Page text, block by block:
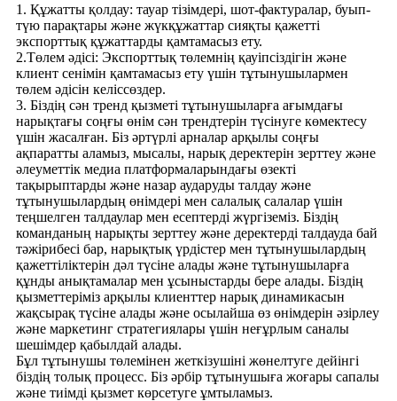
1. Құжатты қолдау: тауар тізімдері, шот-фактуралар, буып-
түю парақтары және жүкқұжаттар сияқты қажетті
экспорттық құжаттарды қамтамасыз ету.
2.Төлем әдісі: Экспорттық төлемнің қауіпсіздігін және
клиент сенімін қамтамасыз ету үшін тұтынушылармен
төлем әдісін келіссөздер.
3. Біздің сән тренд қызметі тұтынушыларға ағымдағы
нарықтағы соңғы өнім сән трендтерін түсінуге көмектесу
үшін жасалған. Біз әртүрлі арналар арқылы соңғы
ақпаратты аламыз, мысалы, нарық деректерін зерттеу және
әлеуметтік медиа платформаларындағы өзекті
тақырыптарды және назар аударуды талдау және
тұтынушылардың өнімдері мен салалық салалар үшін
теңшелген талдаулар мен есептерді жүргіземіз. Біздің
команданың нарықты зерттеу және деректерді талдауда бай
тәжірибесі бар, нарықтық үрдістер мен тұтынушылардың
қажеттіліктерін дәл түсіне алады және тұтынушыларға
құнды анықтамалар мен ұсыныстарды бере алады. Біздің
қызметтеріміз арқылы клиенттер нарық динамикасын
жақсырақ түсіне алады және осылайша өз өнімдерін әзірлеу
және маркетинг стратегиялары үшін неғұрлым саналы
шешімдер қабылдай алады.
Бұл тұтынушы төлемінен жеткізушіні жөнелтуге дейінгі
біздің толық процесс. Біз әрбір тұтынушыға жоғары сапалы
және тиімді қызмет көрсетуге ұмтыламыз.